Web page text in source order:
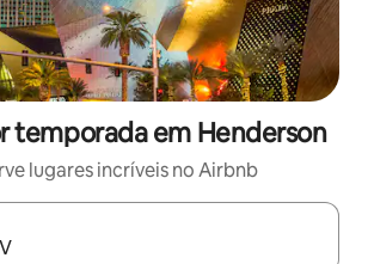
temporada em Henderson
lugares incríveis no Airbnb
estiverem disponíveis, explore-os